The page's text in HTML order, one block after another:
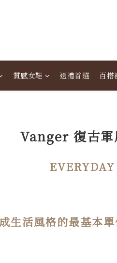
質感女鞋 送禮首選 百搭
Vanger 復古
成生活風格的最基